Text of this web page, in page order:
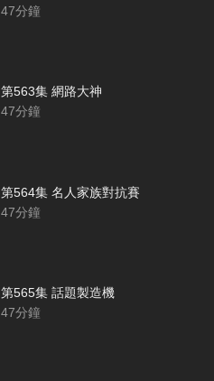
47分鐘
第563集 網路大神
47分鐘
第564集 名人家族對抗賽
47分鐘
第565集 話題製造機
47分鐘